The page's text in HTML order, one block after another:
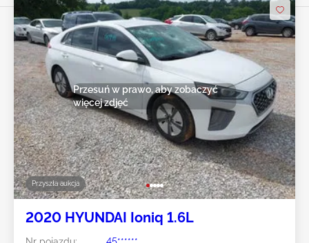
Przyszła aukcja
Przesuń w prawo, aby zobaczyć
więcej zdjęć
2020 HYUNDAI Ioniq 1.6L